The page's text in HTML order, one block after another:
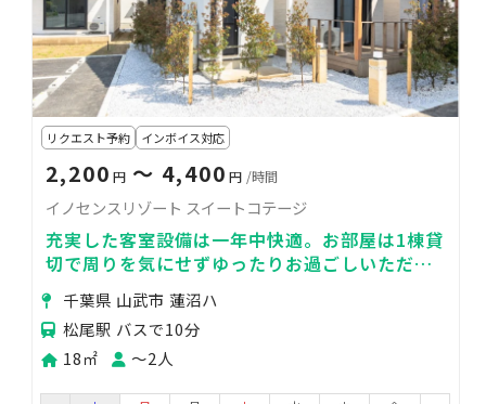
リクエスト予約 インボイス対応
2,200 円〜 4,400 円 /時間
イノセンスリゾート スイートコテージ
充実した客室設備は一年中快適。お部屋は1棟貸
切で周りを気にせずゆったりお過ごしいただけ
ます。
千葉県 山武市 蓮沼ハ
松尾駅 バスで10分
18㎡
〜2人